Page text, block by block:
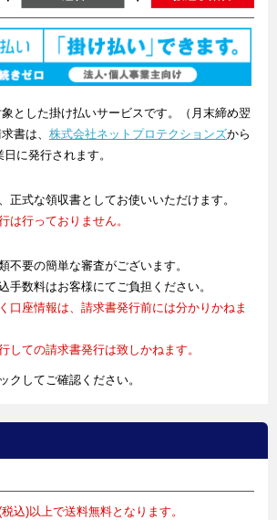
とした掛け払いサービスです。（月末締め翌
書は、 株式会社ネットプロテクションズから
に発行されます。
正式な領収書としてお使いいただけます。
は行っておりません。
不要の簡単な審査がございます。
手数料はお客様にてご負担ください。
口座情報は、請求書発行前には分かりかねま
しての請求書発行は致しかねます。
クしてご確認ください。
込)以上で送料無料となります。